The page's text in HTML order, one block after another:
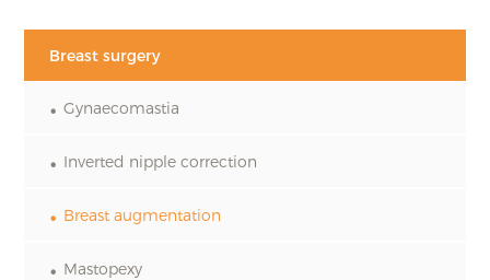
Breast surgery
Gynaecomastia
Inverted nipple correction
Breast augmentation
Mastopexy